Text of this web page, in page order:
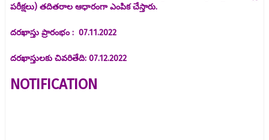
పరీక్షలు) తదితరాల ఆధారంగా ఎంపిక చేస్తారు.
దరఖాస్తు ప్రారంభం : 07.11.2022
దరఖాస్తులకు చివరితేది: 07.12.2022
NOTIFICATION